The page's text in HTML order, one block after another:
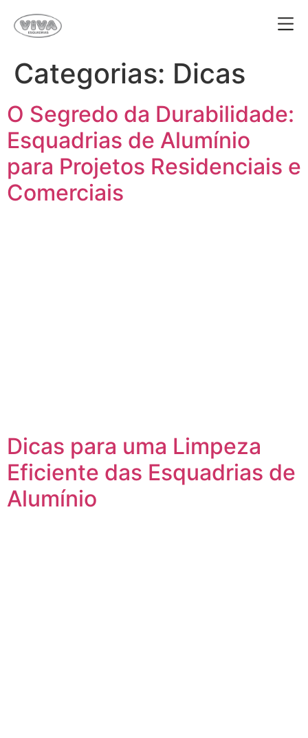
Categorias: Dicas
O Segredo da Durabilidade:
Esquadrias de Alumínio
para Projetos Residenciais e
Comerciais
Dicas para uma Limpeza
Eficiente das Esquadrias de
Alumínio